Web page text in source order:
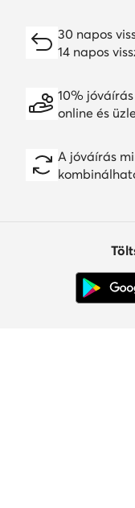
30 napos
14 napos
10%
online és
A jóváírás